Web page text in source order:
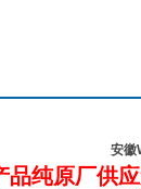
安徽
品纯原厂供